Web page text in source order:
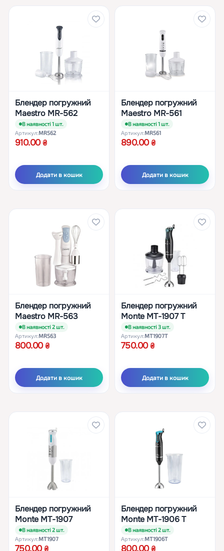
Блендер погружний
Maestro MR-562
В наявності 1 шт.
Артикул:MR562
910.00
Додати в кошик
Блендер погружний
Maestro MR-561
В наявності 1 шт.
Артикул:MR561
890.00
Додати в кошик
Блендер погружний
Maestro MR-563
В наявності 2 шт.
Артикул:MR563
800.00
Додати в кошик
Блендер погружний
Monte MT-1907 T
В наявності 3 шт.
Артикул:MT1907T
750.00
Додати в кошик
Блендер погружний
Monte MT-1907
В наявності 2 шт.
Артикул:MT1907
750.00
Блендер погружний
Monte MT-1906 T
В наявності 2 шт.
Артикул:MT1906T
800.00